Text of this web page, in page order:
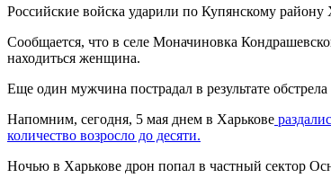
Российские войска ударили по Купянскому
Сообщается, что в селе Моначиновка
находиться женщина.
Еще один мужчина пострадал в результате
Напомним, сегодня, 5 мая днем в Харькове
количество возросло до десяти.
Ночью в Харькове дрон попал в частный сектор